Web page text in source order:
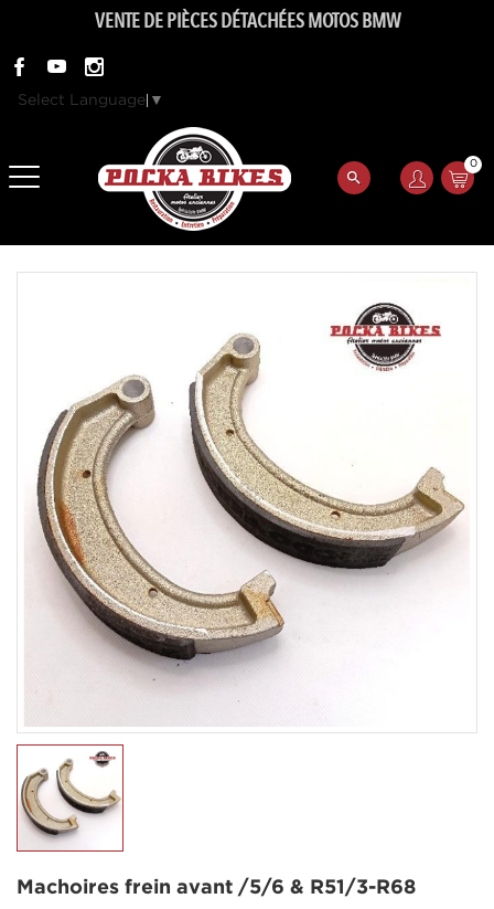
VENTE DE PIÈCES DÉTACHÉES MOTOS BMW
Select Language ▼
0
Machoires frein avant /5/6 & R51/3-R68